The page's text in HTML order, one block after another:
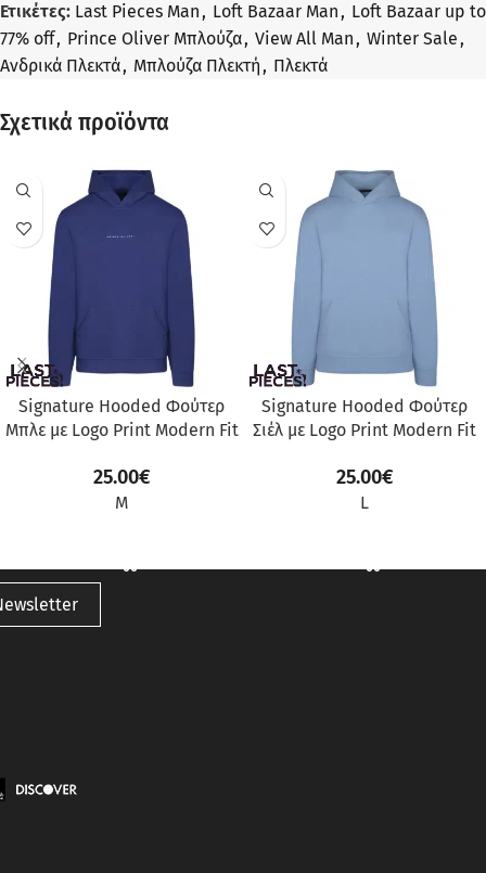
Ετικέτες: Last Pieces Man, Loft Bazaar Man, Loft Bazaar up to
77% off, Prince Oliver Μπλούζα, View All Man, Winter Sale,
Ανδρικά Πλεκτά, Μπλούζα Πλεκτή, Πλεκτά
Σχετικά προϊόντα
Signature Hooded Φούτερ
Μπλε με Logo Print Modern Fit
25.00€
M
Signature Hooded Φούτερ
Σιέλ με Logo Print Modern Fit
25.00€
L